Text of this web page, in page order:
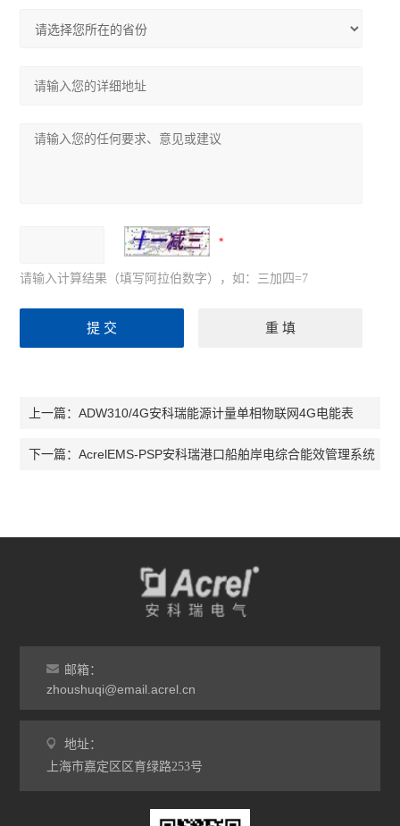
请输入计算结果（填写阿拉伯数字），如：三加四=7
上一篇：ADW310/4G安科瑞能源计量单相物联网4G电能表
下一篇：AcrelEMS-PSP安科瑞港口船舶岸电综合能效管理系统
邮箱：
zhoushuqi@email.acrel.cn
地址：
上海市嘉定区区育绿路253号